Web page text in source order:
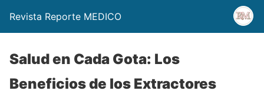
Revista Reporte MEDICO
Salud en Cada Gota: Los
Beneficios de los Extractores